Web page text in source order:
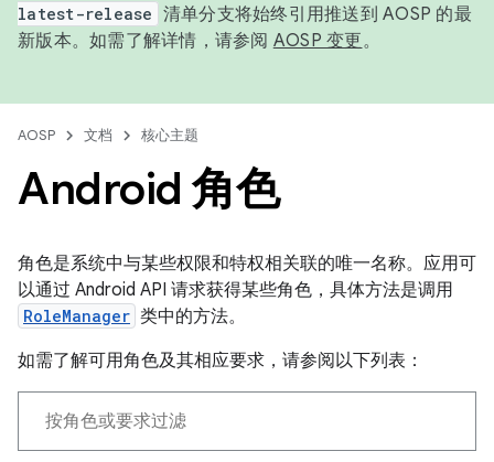
latest-release 清单分支将始终引用推送到 AOSP 的最
新版本。如需了解详情，请参阅 AOSP 变更。
AOSP 文档 核心主题
Android 角色
角色是系统中与某些权限和特权相关联的唯一名称。应用可
以通过 Android API 请求获得某些角色，具体方法是调用
RoleManager 类中的方法。
如需了解可用角色及其相应要求，请参阅以下列表：